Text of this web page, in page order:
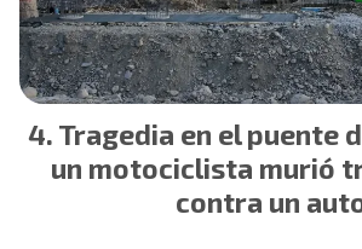
Tragedia en el puente
un motociclista murió
contra un